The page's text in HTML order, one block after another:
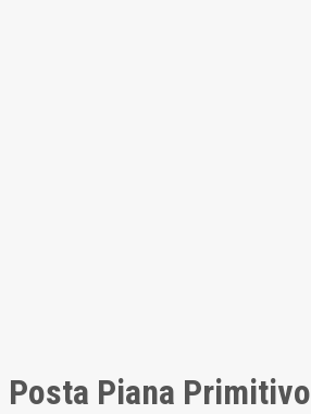
Posta Piana Primitivo